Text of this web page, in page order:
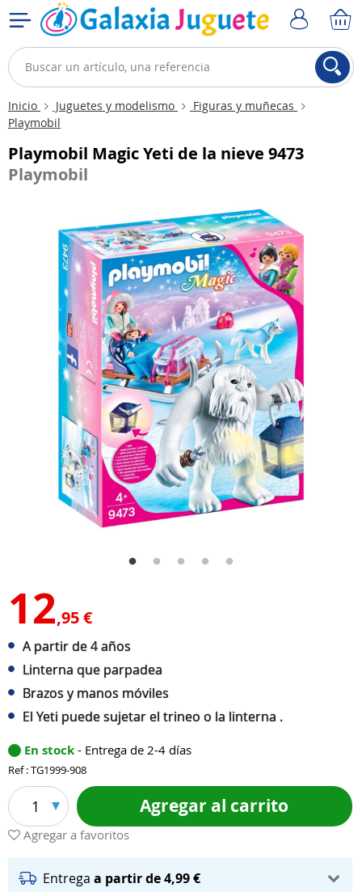
Inicio Juguetes y modelismo
Figuras y muñecas
Playmobil
Playmobil Magic Yeti de la nieve 9473
Playmobil
12,95 €
A partir de 4 años
Linterna que parpadea
Brazos y manos móviles
El Yeti puede sujetar el trineo o la linterna .
En stock - Entrega de 2-4 días
Ref : TG1999-908
1 Agregar al carrito
Agregar a favoritos
Entrega a partir de 4,99 €